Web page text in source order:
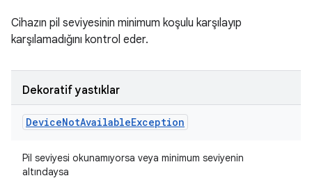
Cihazın pil seviyesinin minimum koşulu karşılayıp
karşılamadığını kontrol eder.
Dekoratif yastıklar
DeviceNotAvailableException
Pil seviyesi okunamıyorsa veya minimum seviyenin
altındaysa